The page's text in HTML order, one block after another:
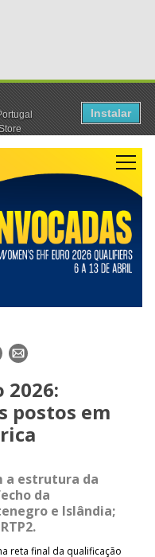
Instalar
E-
2026:
postos em
a estrutura da
da
e Islândia;
reta final da qualificação